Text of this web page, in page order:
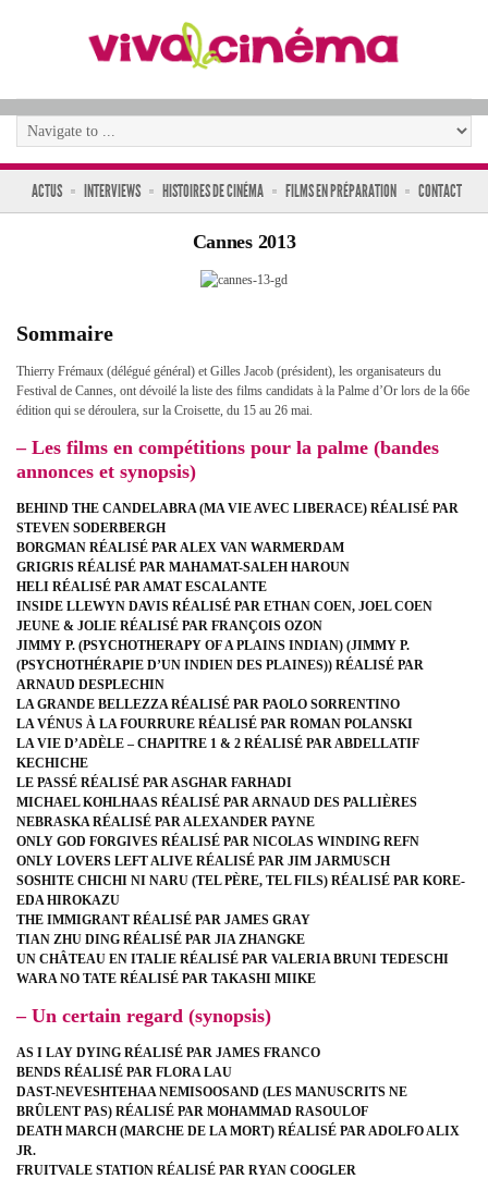
ACTUS INTERVIEWS HISTOIRES DE CINÉMA FILMS EN PRÉPARATION CONTACT
Cannes 2013
Sommaire
Thierry Frémaux (délégué général) et Gilles Jacob (président), les organisateurs du
Festival de Cannes, ont dévoilé la liste des films candidats à la Palme d’Or lors de la 66e
édition qui se déroulera, sur la Croisette, du 15 au 26 mai.
– Les films en compétitions pour la palme (bandes
annonces et synopsis)
BEHIND THE CANDELABRA (MA VIE AVEC LIBERACE) RÉALISÉ PAR
STEVEN SODERBERGH
BORGMAN RÉALISÉ PAR ALEX VAN WARMERDAM
GRIGRIS RÉALISÉ PAR MAHAMAT-SALEH HAROUN
HELI RÉALISÉ PAR AMAT ESCALANTE
INSIDE LLEWYN DAVIS RÉALISÉ PAR ETHAN COEN, JOEL COEN
JEUNE & JOLIE RÉALISÉ PAR FRANÇOIS OZON
JIMMY P. (PSYCHOTHERAPY OF A PLAINS INDIAN) (JIMMY P.
(PSYCHOTHÉRAPIE D’UN INDIEN DES PLAINES)) RÉALISÉ PAR
ARNAUD DESPLECHIN
LA GRANDE BELLEZZA RÉALISÉ PAR PAOLO SORRENTINO
LA VÉNUS À LA FOURRURE RÉALISÉ PAR ROMAN POLANSKI
LA VIE D’ADÈLE – CHAPITRE 1 & 2 RÉALISÉ PAR ABDELLATIF
KECHICHE
LE PASSÉ RÉALISÉ PAR ASGHAR FARHADI
MICHAEL KOHLHAAS RÉALISÉ PAR ARNAUD DES PALLIÈRES
NEBRASKA RÉALISÉ PAR ALEXANDER PAYNE
ONLY GOD FORGIVES RÉALISÉ PAR NICOLAS WINDING REFN
ONLY LOVERS LEFT ALIVE RÉALISÉ PAR JIM JARMUSCH
SOSHITE CHICHI NI NARU (TEL PÈRE, TEL FILS) RÉALISÉ PAR KORE-
EDA HIROKAZU
THE IMMIGRANT RÉALISÉ PAR JAMES GRAY
TIAN ZHU DING RÉALISÉ PAR JIA ZHANGKE
UN CHÂTEAU EN ITALIE RÉALISÉ PAR VALERIA BRUNI TEDESCHI
WARA NO TATE RÉALISÉ PAR TAKASHI MIIKE
– Un certain regard (synopsis)
AS I LAY DYING RÉALISÉ PAR JAMES FRANCO
BENDS RÉALISÉ PAR FLORA LAU
DAST-NEVESHTEHAA NEMISOOSAND (LES MANUSCRITS NE
BRÛLENT PAS) RÉALISÉ PAR MOHAMMAD RASOULOF
DEATH MARCH (MARCHE DE LA MORT) RÉALISÉ PAR ADOLFO ALIX
JR.
FRUITVALE STATION RÉALISÉ PAR RYAN COOGLER